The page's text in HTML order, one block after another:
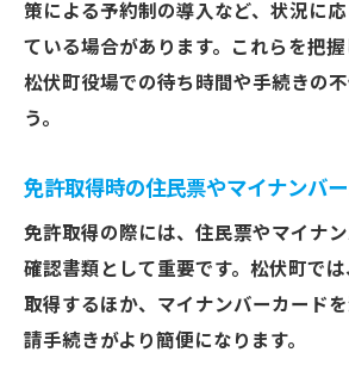
策による予約制の導入など、状況に
ている場合があります。これらを把握
松伏町役場での待ち時間や手続きの
う。
免許取得時の住民票やマイナンバ
免許取得の際には、住民票やマイナ
確認書類として重要です。松伏町で
取得するほか、マイナンバーカード
請手続きがより簡便になります。